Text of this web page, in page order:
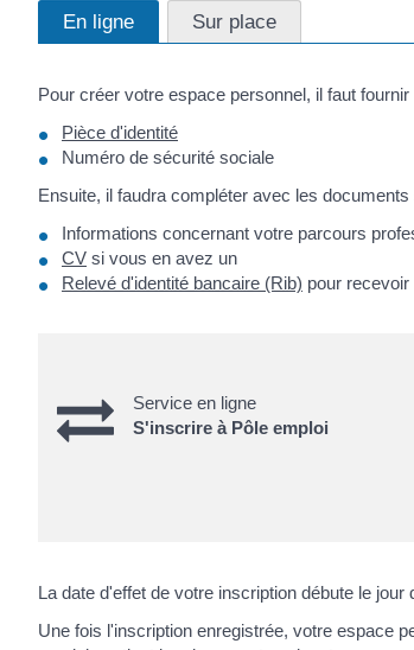
En ligne Sur place
Pour créer votre espace personnel, il faut
Pièce d'identité
Numéro de sécurité sociale
Ensuite, il faudra compléter avec les documents
Informations concernant votre parcours
CV si vous en avez un
Relevé d'identité bancaire (Rib) pour
Service en ligne
S'inscrire à Pôle emploi
La date d'effet de votre inscription débute le
Une fois l'inscription enregistrée, votre espace